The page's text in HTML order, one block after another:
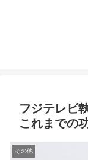
フジテレビ
これまでの
その他